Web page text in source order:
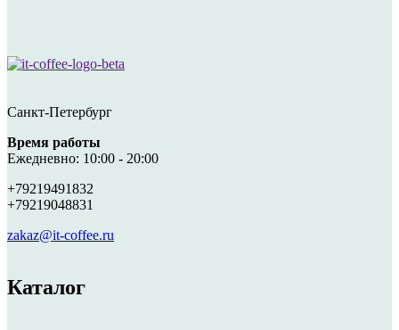
Санкт-Петербург
Время работы
Ежедневно: 10:00 - 20:00
+79219491832
+79219048831
zakaz@it-coffee.ru
Каталог